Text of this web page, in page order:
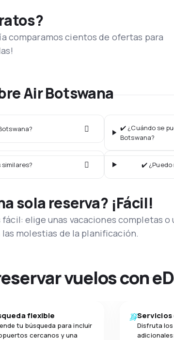
comparamos cientos de ofertas para
Air Botswana
✔️ ¿Cuándo se
Botswana?
✔️ ¿Puedo
sola reserva? ¡Fácil!
elige unas vacaciones completas o
molestias de la planificación.
vuelos con
flexible
tu búsqueda para incluir
cercanos y una
Servicios
Disfruta